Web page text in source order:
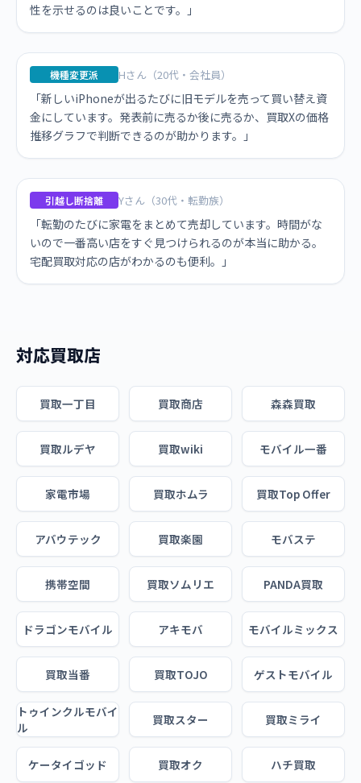
性を示せるのは良いことです。」
機種変更派 Hさん（20代・会社員）
「新しいiPhoneが出るたびに旧モデルを売って買い替え資
金にしています。発表前に売るか後に売るか、買取Xの価格
推移グラフで判断できるのが助かります。」
引越し断捨離 Yさん（30代・転勤族）
「転勤のたびに家電をまとめて売却しています。時間がな
いので一番高い店をすぐ見つけられるのが本当に助かる。
宅配買取対応の店がわかるのも便利。」
対応買取店
買取一丁目 買取商店 森森買取
買取ルデヤ 買取wiki モバイル一番
家電市場 買取ホムラ 買取Top Offer
アバウテック 買取楽園 モバステ
携帯空間 買取ソムリエ PANDA買取
ドラゴンモバイル アキモバ モバイルミックス
買取当番 買取TOJO ゲストモバイル
トゥインクルモバイ
ル
買取スター 買取ミライ
ケータイゴッド 買取オク ハチ買取